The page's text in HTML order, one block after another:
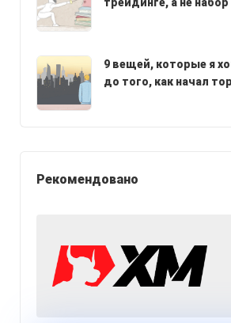
9 вещей, которые я
до того, как начал
Рекомендовано